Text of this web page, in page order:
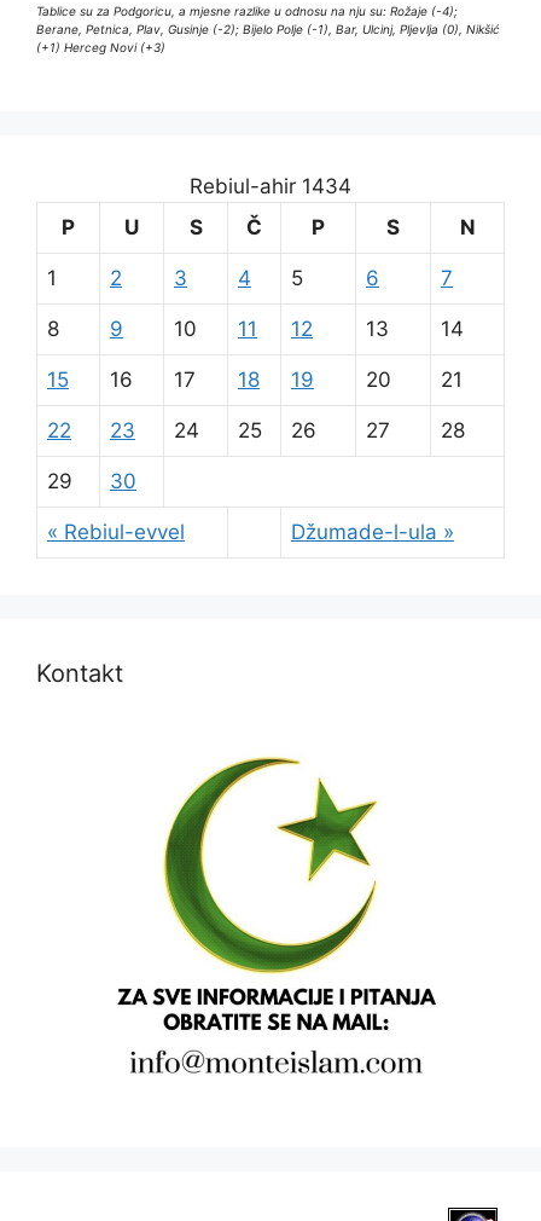
Tablice su za Podgoricu, a mjesne razlike u odnosu na nju su: Rožaje (-4);
Berane, Petnica, Plav, Gusinje (-2); Bijelo Polje (-1), Bar, Ulcinj, Pljevlja (0), Nikšić
(+1) Herceg Novi (+3)
Rebiul-ahir 1434
P
U S Č P S N
« Rebiul-evvel Džumade-l-ula »
1 2 3 4 5 6 7
8 9 10 11 12 13 14
15 16 17 18 19 20 21
22 23 24 25 26 27 28
29 30
Kontakt